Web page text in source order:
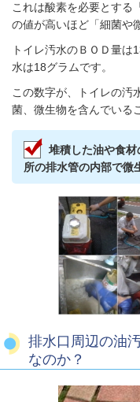
これは酸素を必要とする
の値が高いほど「細菌や
トイレ汚水のＢＯＤ量
水は18グラムです。
この数字が、トイレの汚
菌、微生物を含んでいる
堆積した油や食
所の排水管の内部で微
排水口周辺の油
なのか？